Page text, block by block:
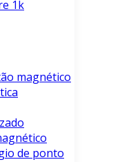
1k
magnético
de ponto